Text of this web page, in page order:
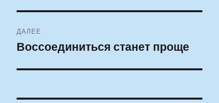
ДАЛЕЕ
Следующая
Воссоединиться станет проще